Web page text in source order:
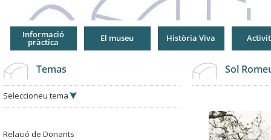
Informació
pràctica El museu Història Viva
Temas
Seleccioneu tema
Relació de Donants
Sol